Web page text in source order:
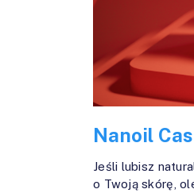
Nanoil
Jeśli lubisz
o Twoją skórę,